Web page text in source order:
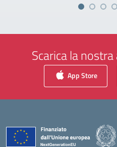
Scarica la
App Store